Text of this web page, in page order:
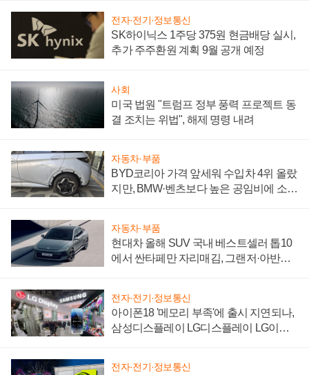
전자·전기·정보통신
SK하이닉스 1주당 375원 현금배당 실시,
추가 주주환원 계획 9월 공개 예정
사회
미국 법원 "트럼프 정부 풍력 프로젝트 동
결 조치는 위법", 해제 명령 내려
자동차·부품
BYD코리아 가격 앞세워 수입차 4위 올랐
지만, BMW·벤츠보다 높은 공임비에 소비
자동차·부품
현대차 올해 SUV 국내 베스트셀러 톱10
에서 싼타페만 자리매김, 그랜저·아반떼
전자·전기·정보통신
아이폰18 '메모리 부족'에 출시 지연되나,
삼성디스플레이 LG디스플레이 LG이노
전자·전기·정보통신